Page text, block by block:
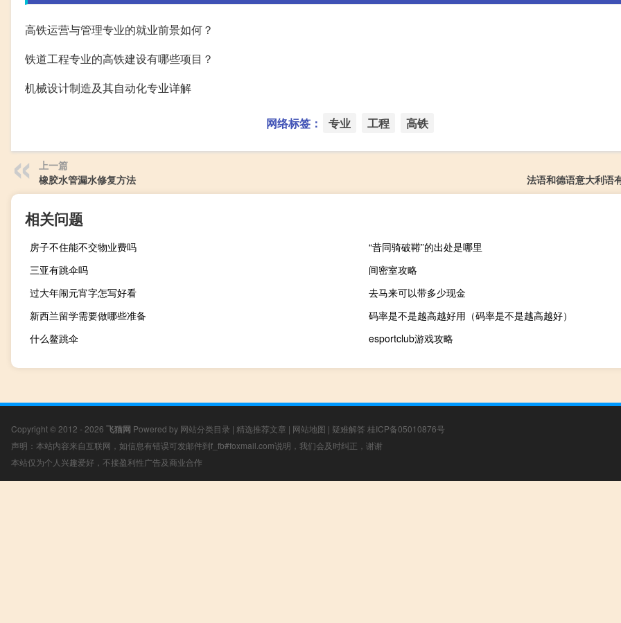
高铁运营与管理专业的就业前景如何？
铁道工程专业的高铁建设有哪些项目？
机械设计制造及其自动化专业详解
网络标签： 专业 工程 高铁
上一篇
橡胶水管漏水修复方法
法语和德语意大利语
相关问题
房子不住能不交物业费吗
“昔同骑破鞯”的出处是哪里
三亚有跳伞吗
间密室攻略
过大年闹元宵字怎写好看
去马来可以带多少现金
新西兰留学需要做哪些准备
码率是不是越高越好用（码率是不是越高越好）
什么鳌跳伞
esportclub游戏攻略
Copyright © 2012 - 2026 飞猫网 Powered by 网站分类目录 | 精选推荐文章 | 网站地图 | 疑难解答 桂ICP备05010876号
声明：本站内容来自互联网，如信息有错误可发邮件到f_fb#foxmail.com说明，我们会及时纠正，谢谢
本站仅为个人兴趣爱好，不接盈利性广告及商业合作